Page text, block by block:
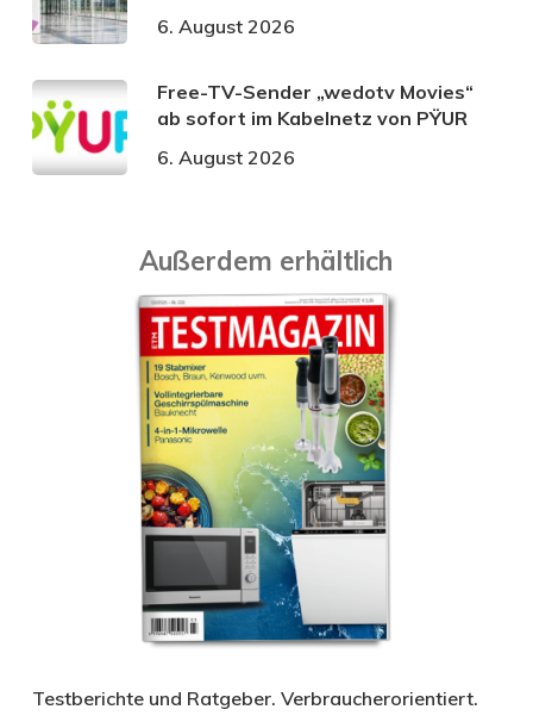
6. August 2026
Free-TV-Sender „wedotv Movies“
ab sofort im Kabelnetz von PŸUR
6. August 2026
Außerdem erhältlich
Testberichte und Ratgeber. Verbraucherorientiert.